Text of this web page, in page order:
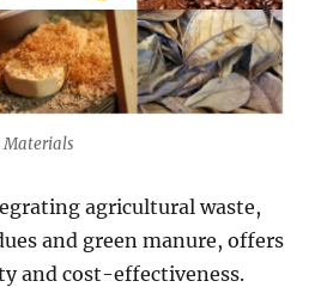
Materials
agricultural waste,
and green manure, offers
and cost-effectiveness.